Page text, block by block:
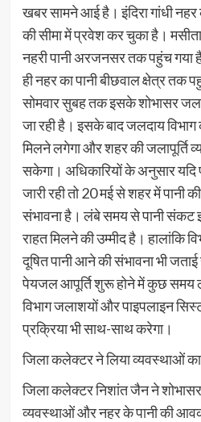
खबर सामने आई है। इंदिरा गांधी नहर
की सीमा में प्रवेश कर चुका है।
नहरी पानी अरजनसर तक पहुंच
ही नहर का पानी बीछवाल क्षेत्र तक
सोमवार सुबह तक इसके शोभासर
जा रही है। इसके बाद जलदाय विभाग
मिलने लगेगा और शहर की जलापूर्ति
सकेगा। अधिकारियों के अनुसार यदि
जारी रही तो 20 मई से शहर में पानी
संभावना है। लंबे समय से पानी संकट
राहत मिलने की उम्मीद है। हालांकि
दूषित पानी आने की संभावना भी
पेयजल आपूर्ति शुरू होने में कुछ समय
विभाग जलाशयों और पाइपलाइन
प्रक्रिया भी साथ-साथ करेगा।
जिला कलेक्टर ने लिया व्यवस्थाओं
जिला कलेक्टर निशांत जैन ने
व्यवस्थाओं और नहर के पानी की आवक